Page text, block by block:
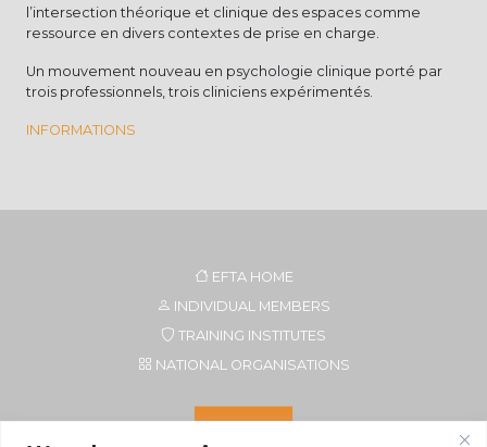
l’intersection théorique et clinique des espaces comme
ressource en divers contextes de prise en charge.
Un mouvement nouveau en psychologie clinique porté par
trois professionnels, trois cliniciens expérimentés.
INFORMATIONS
EFTA HOME
INDIVIDUAL MEMBERS
TRAINING INSTITUTES
NATIONAL ORGANISATIONS